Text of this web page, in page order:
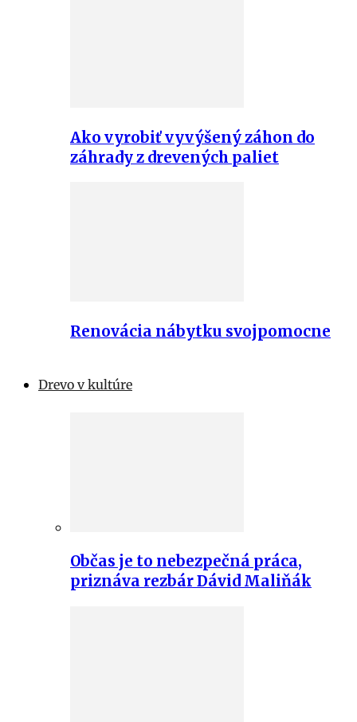
Ako vyrobiť vyvýšený záhon do
záhrady z drevených paliet
Renovácia nábytku svojpomocne
Drevo v kultúre
Občas je to nebezpečná práca,
priznáva rezbár Dávid Maliňák